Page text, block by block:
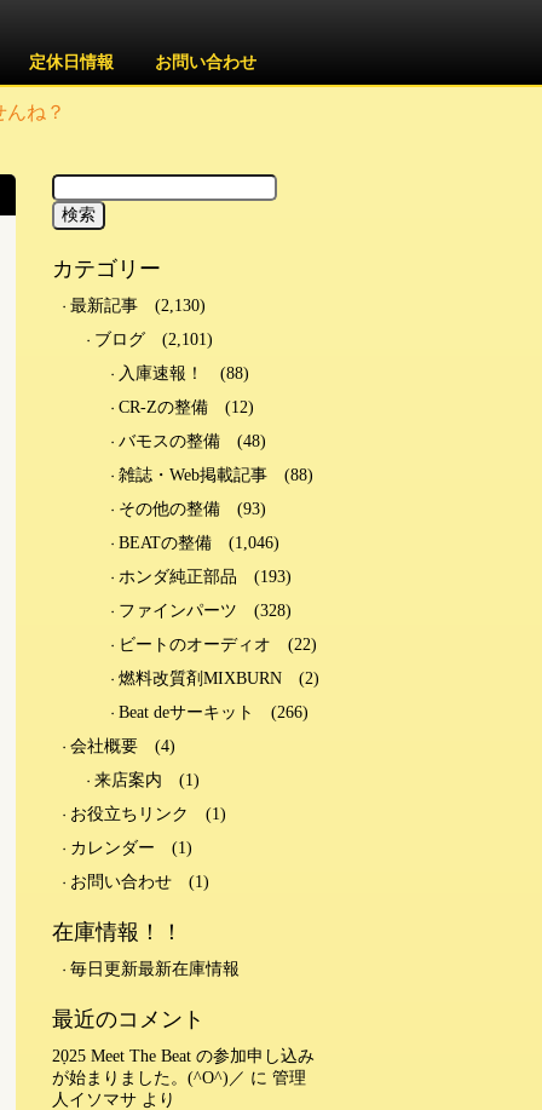
定休日情報 お問い合わせ
ね？
カテゴリー
最新記事
(2,130)
ブログ
(2,101)
入庫速報！
(88)
CR-Zの整備
(12)
バモスの整備
(48)
雑誌・Web掲載記事
(88)
その他の整備
(93)
BEATの整備
(1,046)
ホンダ純正部品
(193)
ファインパーツ
(328)
ビートのオーディオ
(22)
燃料改質剤MIXBURN
(2)
Beat deサーキット
(266)
会社概要
(4)
来店案内
(1)
お役立ちリンク
(1)
カレンダー
(1)
お問い合わせ
(1)
在庫情報！！
毎日更新最新在庫情報
最近のコメント
2025 Meet The Beat の参加申し込み
が始まりました。(^O^)／ に 管理
人イソマサ より